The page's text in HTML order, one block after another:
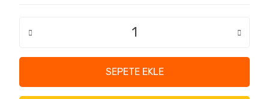
SEPETE EKLE